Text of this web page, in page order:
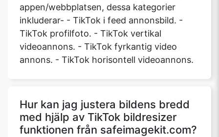
appen/webbplatsen, dessa kategorier
inkluderar- - TikTok i feed annonsbild. -
TikTok profilfoto. - TikTok vertikal
videoannons. - TikTok fyrkantig video
annons. - TikTok horisontell videoannons.
Hur kan jag justera bildens bredd
med hjälp av TikTok bildresizer
funktionen från safeimagekit.com?